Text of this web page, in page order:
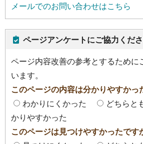
メールでのお問い合わせはこちら
ページアンケートにご協力くだ
ページ内容改善の参考とするために
います。
このページの内容は分かりやすかっ
わかりにくかった
どちらと
かりやすかった
このページは見つけやすかったです